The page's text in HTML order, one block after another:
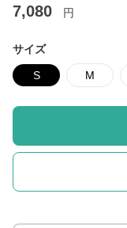
7,080 円
サイズ
S M